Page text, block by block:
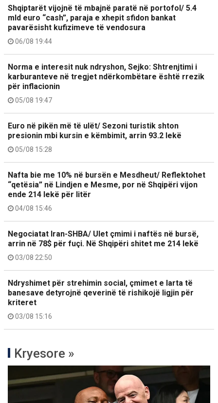
Shqiptarët vijojnë të mbajnë paratë në portofol/ 5.4
mld euro “cash”, paraja e xhepit sfidon bankat
pavarësisht kufizimeve të vendosura
06/08 19:44
Norma e interesit nuk ndryshon, Sejko: Shtrenjtimi i
karburanteve në tregjet ndërkombëtare është rrezik
për inflacionin
05/08 19:47
Euro në pikën më të ulët/ Sezoni turistik shton
presionin mbi kursin e këmbimit, arrin 93.2 lekë
05/08 15:28
Nafta bie me 10% në bursën e Mesdheut/ Reflektohet
“qetësia” në Lindjen e Mesme, por në Shqipëri vijon
ende 214 lekë për litër
04/08 15:46
Negociatat Iran-SHBA/ Ulet çmimi i naftës në bursë,
arrin në 78$ për fuçi. Në Shqipëri shitet me 214 lekë
03/08 22:50
Ndryshimet për strehimin social, çmimet e larta të
banesave detyrojnë qeverinë të rishikojë ligjin për
kriteret
03/08 15:16
Kryesore »